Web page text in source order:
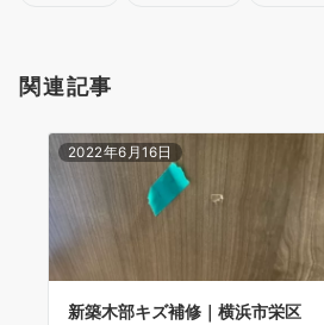
関連記事
2022年6月16日
新築木部キズ補修｜横浜市栄区